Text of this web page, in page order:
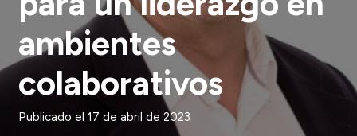
ambientes
colaborativos
Publicado el 17 de abril de 2023